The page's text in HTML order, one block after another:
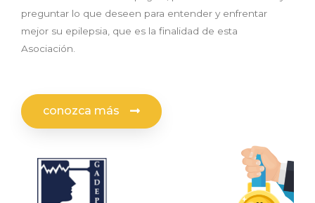
preguntar lo que deseen para entender y enfrentar
mejor su epilepsia, que es la finalidad de esta
Asociación.
conozca más